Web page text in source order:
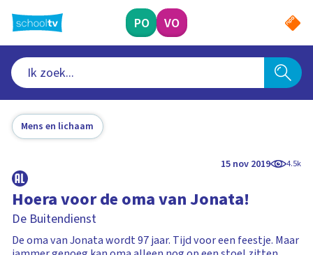
naar
hoofdinhoud
PO VO
Mens en lichaam
15 nov 2019 4.5k
Hoera voor de oma van Jonata!
De Buitendienst
De oma van Jonata wordt 97 jaar. Tijd voor een feestje. Maar